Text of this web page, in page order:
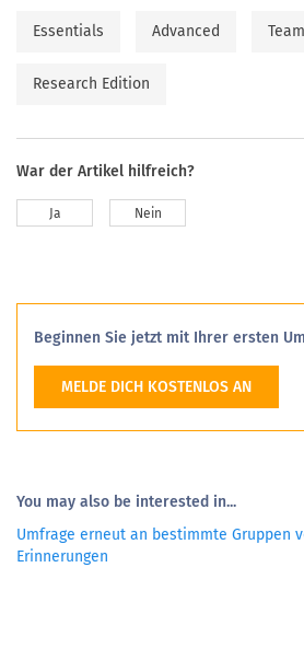
Essentials Advanced
Research Edition
War der Artikel hilfreich?
Ja Nein
Beginnen Sie jetzt mit Ihrer ersten
MELDE DICH KOSTENLOS AN
You may also be interested in...
Umfrage erneut an bestimmte Gruppen
Erinnerungen